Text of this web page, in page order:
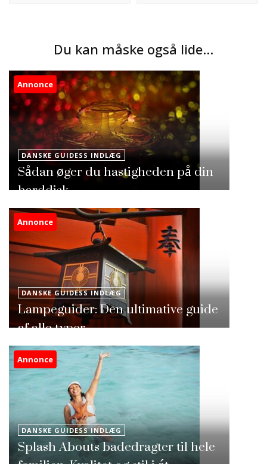
Du kan måske også lide...
Annonce
DANSKE GUIDESS INDLÆG
Sådan øger du hastigheden på din
harddisk
Annonce
DANSKE GUIDESS INDLÆG
Lampeguider: Den ultimative guide
af alle typer
Annonce
DANSKE GUIDESS INDLÆG
Splash Abouts badedragter til hele